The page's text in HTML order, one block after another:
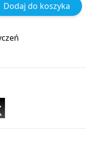
Dodaj do koszyka